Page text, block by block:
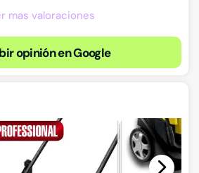
mas valoraciones
opinión en Google